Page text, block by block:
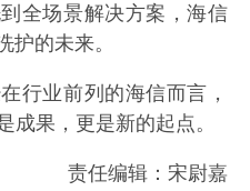
全场景解决方案，海信
护的未来。
行业前列的海信而言，
成果，更是新的起点。
责任编辑：宋尉嘉